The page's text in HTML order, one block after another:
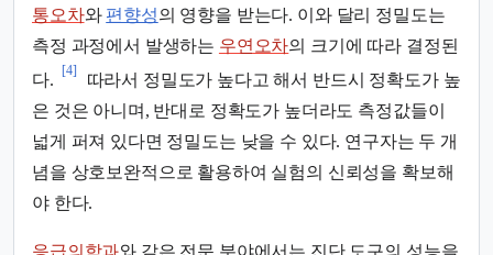
통오차와 편향성의 영향을 받는다. 이와 달리 정밀도는
측정 과정에서 발생하는 우연오차의 크기에 따라 결정된
다.
[4]
따라서 정밀도가 높다고 해서 반드시 정확도가 높
은 것은 아니며, 반대로 정확도가 높더라도 측정값들이
넓게 퍼져 있다면 정밀도는 낮을 수 있다. 연구자는 두 개
념을 상호보완적으로 활용하여 실험의 신뢰성을 확보해
야 한다.
응급의학과와 같은 전문 분야에서는 진단 도구의 성능을